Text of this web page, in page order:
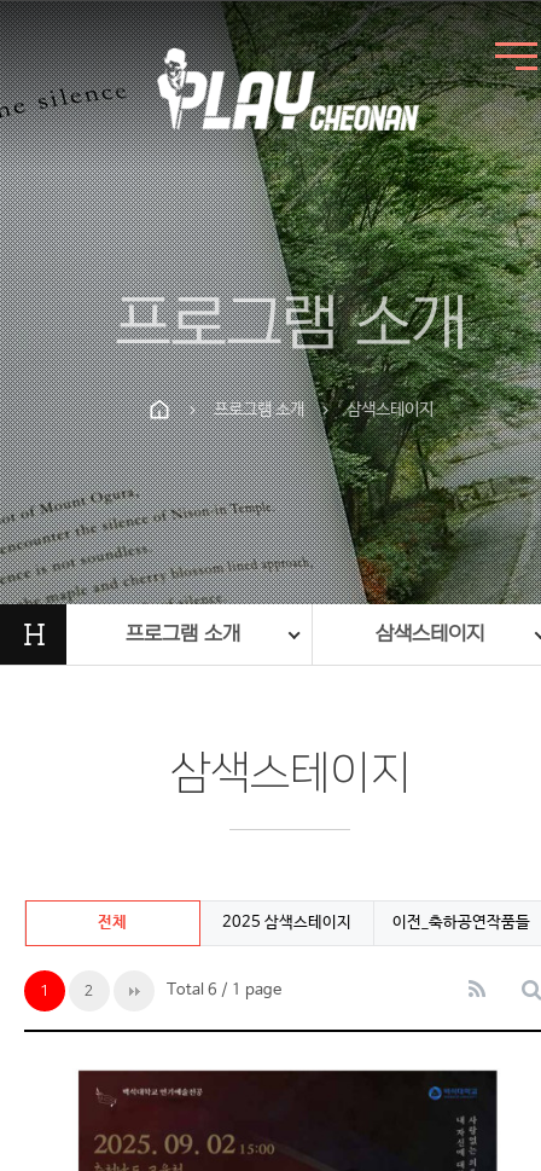
프로그램 소개
chevron_right 프로그램 소개 chevron_right 삼색스테이지
H 프로그램 소개 삼색스테이지
삼색스테이지
전체 2025 삼색스테이지 이전_축하공연작품들
1 2 Total 6 / 1 page